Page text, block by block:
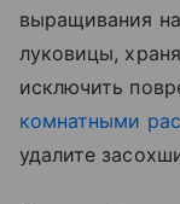
выращивания
луковицы,
исключить
комнатными
удалите